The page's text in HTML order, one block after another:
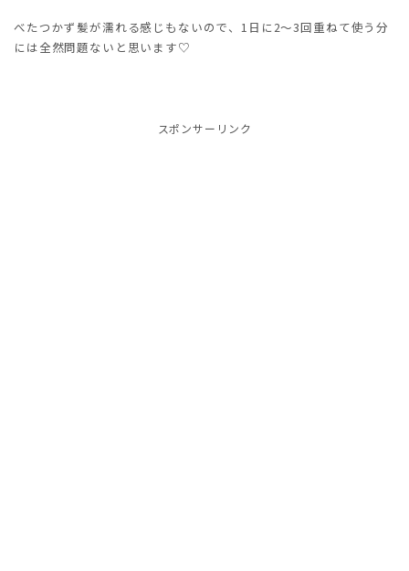
べたつかず髪が濡れる感じもないので、1日に2～3回重ねて使う分
には全然問題ないと思います♡
スポンサーリンク